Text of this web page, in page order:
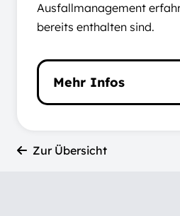
Ausfallmanagement
bereits enthalten sind.
Mehr Infos
Zur Übersicht